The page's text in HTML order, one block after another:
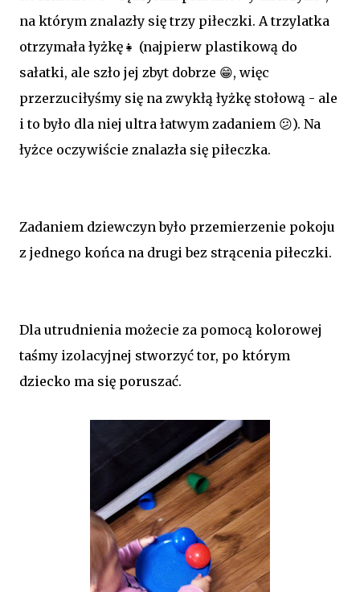
na którym znalazły się trzy piłeczki. A trzylatka
otrzymała łyżkę👧 (najpierw plastikową do
sałatki, ale szło jej zbyt dobrze 😁, więc
przerzuciłyśmy się na zwykłą łyżkę stołową - ale
i to było dla niej ultra łatwym zadaniem 😕). Na
łyżce oczywiście znalazła się piłeczka.
Zadaniem dziewczyn było przemierzenie pokoju
z jednego końca na drugi bez strącenia piłeczki.
Dla utrudnienia możecie za pomocą kolorowej
taśmy izolacyjnej stworzyć tor, po którym
dziecko ma się poruszać.